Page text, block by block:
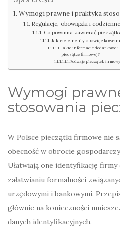
Wymogi prawne i praktyka
Regulacje, obowiązki i
Co powinna zawierać
Jakie elementy obowiązkowe
Jakie informacje dodatkowe
pieczątce firmowej?
Rodzaje pieczątek
Wymogi
stosowania
W Polsce pieczątki firmowe nie
obecność w obrocie
Ułatwiają one identyfikację
załatwianiu formalności
urzędowymi i bankowymi.
głównie na konieczności
danych identyfikacyjnych.